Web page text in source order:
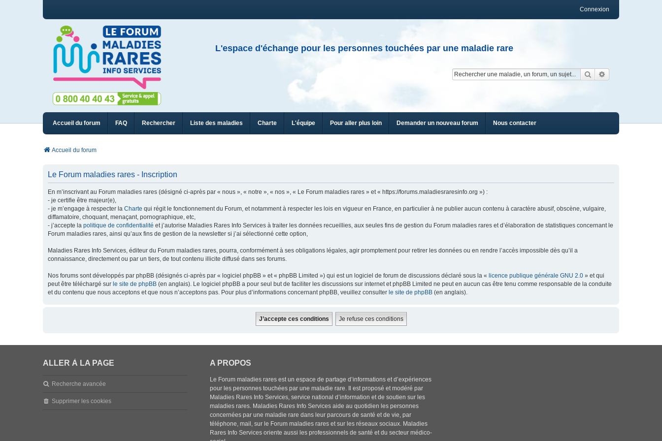
Connexion
L'espace d'échange pour les personnes touchées par une maladie rare
Rechercher
Accueil du forum FAQ Rechercher Liste des maladies Charte L'équipe Pour aller plus loin Demander un nouveau forum Nous contacter
Accueil du forum
Le Forum maladies rares - Inscription
En m’inscrivant au Forum maladies rares (désigné ci-après par « nous », « notre », « nos », « Le Forum maladies rares » et « https://forums.maladiesraresinfo.org ») :
- je certifie être majeur(e),
- je m’engage à respecter la Charte qui régit le fonctionnement du Forum, et notamment à respecter les lois en vigueur en France, en particulier à ne publier aucun contenu à caractère abusif, obscène, vulgaire,
diffamatoire, choquant, menaçant, pornographique, etc,
- j’accepte la politique de confidentialité et j’autorise Maladies Rares Info Services à traiter les données recueillies, aux seules fins de gestion du Forum maladies rares et d’élaboration de statistiques concernant le
Forum maladies rares, ainsi qu’aux fins de gestion de la newsletter si j’ai sélectionné cette option,
Maladies Rares Info Services, éditeur du Forum maladies rares, pourra, conformément à ses obligations légales, agir promptement pour retirer les données ou en rendre l’accès impossible dès qu’il a
connaissance, directement ou par un tiers, de tout contenu illicite diffusé dans ses forums.
Nos forums sont développés par phpBB (désignés ci-après par « logiciel phpBB » et « phpBB Limited ») qui est un logiciel de forum de discussions déclaré sous la « licence publique générale GNU 2.0 » et qui
peut être téléchargé sur le site de phpBB (en anglais). Le logiciel phpBB a pour seul but de faciliter les discussions sur internet et phpBB Limited ne peut en aucun cas être tenu comme responsable de la conduite
et du contenu que nous acceptons et que nous n’acceptons pas. Pour plus d’informations concernant phpBB, veuillez consulter le site de phpBB (en anglais).
ALLER À LA PAGE
Recherche avancée
Supprimer les cookies
A PROPOS
Le Forum maladies rares est un espace de partage d’informations et d’expériences
pour les personnes touchées par une maladie rare. Il est proposé et modéré par
Maladies Rares Info Services, service national d’information et de soutien sur les
maladies rares. Maladies Rares Info Services aide au quotidien les personnes
concernées par une maladie rare dans leur parcours de santé et de vie, par
téléphone, mail, sur le Forum maladies rares et sur les réseaux sociaux. Maladies
Rares Info Services oriente aussi les professionnels de santé et du secteur médico-